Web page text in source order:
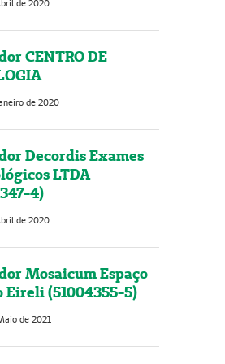
de 2020
CENTRO DE
de 2020
Decordis Exames
LTDA
4)
de 2020
Mosaicum Espaço
Eireli (51004355-5)
de 2021